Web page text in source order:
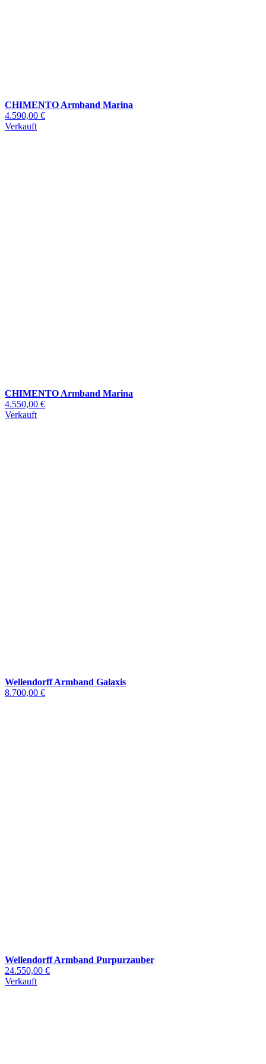
CHIMENTO Armband Marina
4.590,00 €
Verkauft
CHIMENTO Armband Marina
4.550,00 €
Verkauft
Wellendorff Armband Galaxis
8.700,00 €
Wellendorff Armband Purpurzauber
24.550,00 €
Verkauft